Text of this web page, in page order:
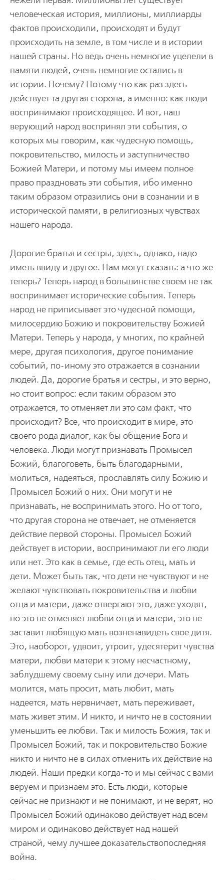
человеческая история, миллионы, миллиарды
фактов происходили, происходят и будут
происходить на земле, в том числе и в истории
нашей страны. Но ведь очень немногие уцелели в
памяти людей, очень немногие остались в
истории. Почему? Потому что как раз здесь
действует та другая сторона, а именно: как люди
воспринимают происходящее. И вот, наш
верующий народ воспринял эти события, о
которых мы говорим, как чудесную помощь,
покровительство, милость и заступничество
Божией Матери, и потому мы имеем полное
право праздновать эти события, ибо именно
таким образом отразились они в сознании и в
исторической памяти, в религиозных чувствах
нашего народа.
Дорогие братья и сестры, здесь, однако, надо
иметь ввиду и другое. Нам могут сказать: а что же
теперь? Теперь народ в большинстве своем не так
воспринимает исторические события. Теперь
народ не приписывает это чудесной помощи,
милосердию Божию и покровительству Божией
Матери. Теперь у народа, у многих, по крайней
мере, другая психология, другое понимание
событий, по-иному это отражается в сознании
людей. Да, дорогие братья и сестры, и это верно,
но стоит вопрос: если таким образом это
отражается, то отменяет ли это сам факт, что
происходит? Все, что происходит в мире, это
своего рода диалог, как бы общение Бога и
человека. Люди могут признавать Промысел
Божий, благоговеть, быть благодарными,
молиться, надеяться, прославлять силу Божию и
Промысел Божий о них. Они могут и не
признавать, не воспринимать этого. Но от того,
что другая сторона не отвечает, не отменяется
действие первой стороны. Промысел Божий
действует в истории, воспринимают ли его люди
или нет. Это как в семье, где есть отец, мать и
дети. Может быть так, что дети не чувствуют и не
желают чувствовать покровительства и любви
отца и матери, даже отвергают это, даже уходят,
но это не отменяет любви отца и матери, это не
заставит любящую мать возненавидеть свое дитя.
Это, наоборот, удвоит, утроит, удесятерит чувства
матери, любви матери к этому несчастному,
заблудшему своему сыну или дочери. Мать
молится, мать просит, мать любит, мать
надеется, мать нервничает, мать переживает,
мать живет этим. И никто, и ничто не в состоянии
уменьшить ее любви. Так и милость Божия, так и
Промысел Божий, так и покровительство Божие
никто и ничто не в силах отменить их действие на
людей. Наши предки когда-то и мы сейчас с вами
веруем и признаем это. Есть люди, которые
сейчас не признают и не понимают, и не верят, но
Промысел Божий одинаково действует над всем
миром и одинаково действует над нашей
страной, чему лучшее доказательствопоследняя
война.